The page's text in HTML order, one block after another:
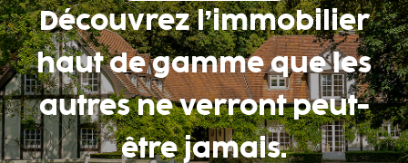
Découvrez l’immobilier
haut de gamme que les
autres ne verront peut-
être jamais.